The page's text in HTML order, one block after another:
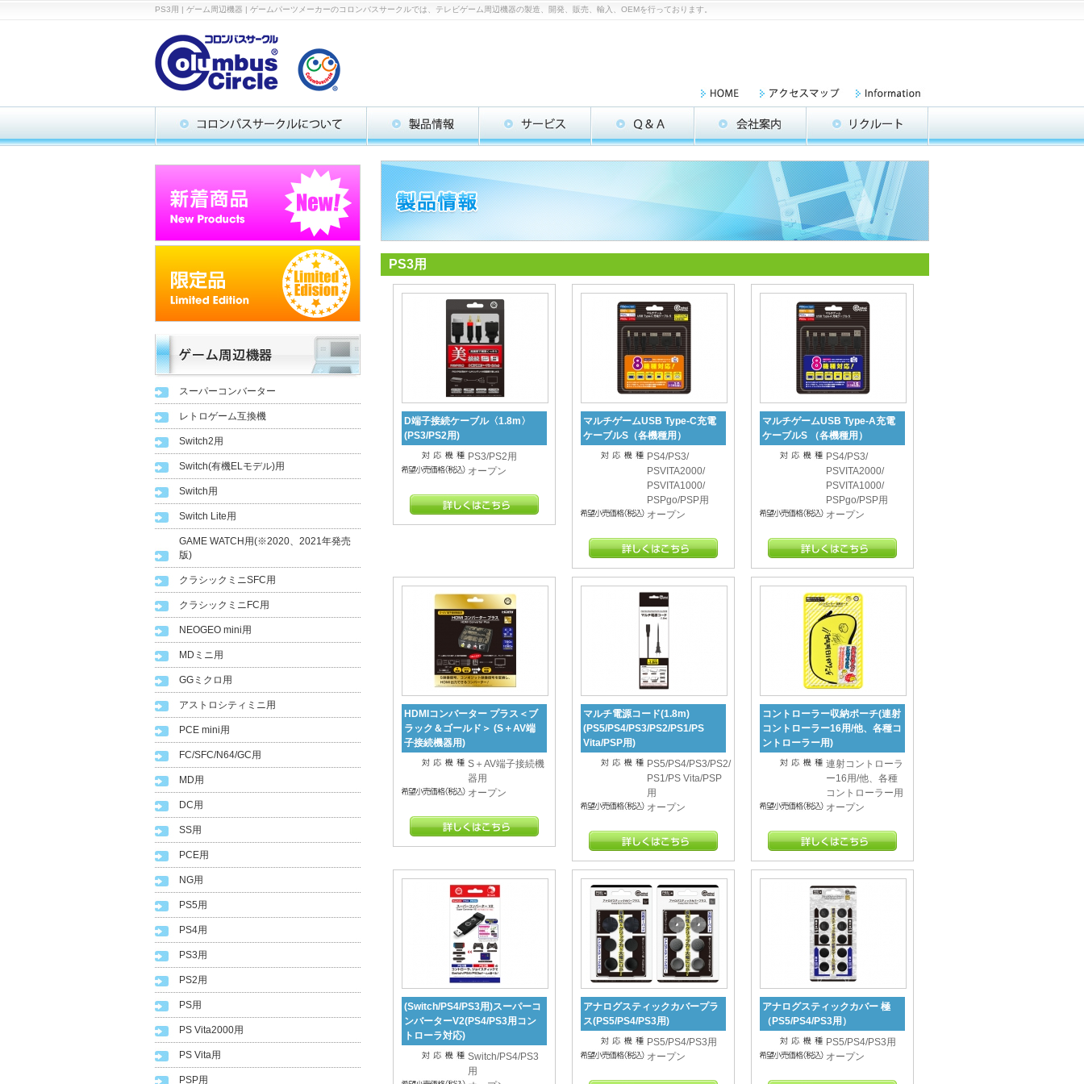
PS3用 | ゲーム周辺機器 | ゲームパーツメーカーのコロンバスサークルでは、テレビゲーム周辺機器の製造、開発、販売、輸入、OEMを行っております。
スーパーコンバーター
レトロゲーム互換機
Switch2用
Switch(有機ELモデル)用
Switch用
Switch Lite用
GAME WATCH用(※2020、2021年発売
版)
クラシックミニSFC用
クラシックミニFC用
NEOGEO mini用
MDミニ用
GGミクロ用
アストロシティミニ用
PCE mini用
FC/SFC/N64/GC用
MD用
DC用
SS用
PCE用
NG用
PS5用
PS4用
PS3用
PS2用
PS用
PS Vita2000用
PS Vita用
PSP用
PS3用
D端子接続ケーブル〈1.8m〉
(PS3/PS2用)
PS3/PS2用
オープン
マルチゲームUSB Type-C充電
ケーブルS（各機種用）
PS4/PS3/
PSVITA2000/
PSVITA1000/
PSPgo/PSP用
オープン
マルチゲームUSB Type-A充電
ケーブルS （各機種用）
PS4/PS3/
PSVITA2000/
PSVITA1000/
PSPgo/PSP用
オープン
HDMIコンバーター プラス＜ブ
ラック＆ゴールド＞ (S＋AV端
子接続機器用)
S＋AV端子接続機
器用
オープン
マルチ電源コード(1.8m)
(PS5/PS4/PS3/PS2/PS1/PS
Vita/PSP用)
PS5/PS4/PS3/PS2/
PS1/PS Vita/PSP
用
オープン
コントローラー収納ポーチ(連射
コントローラー16用/他、各種コ
ントローラー用)
連射コントローラ
ー16用/他、各種
コントローラー用
オープン
(Switch/PS4/PS3用)スーパーコ
ンバーターV2(PS4/PS3用コン
トローラ対応)
Switch/PS4/PS3
用
アナログスティックカバープラ
ス(PS5/PS4/PS3用)
PS5/PS4/PS3用
オープン
アナログスティックカバー 極
（PS5/PS4/PS3用）
PS5/PS4/PS3用
オープン